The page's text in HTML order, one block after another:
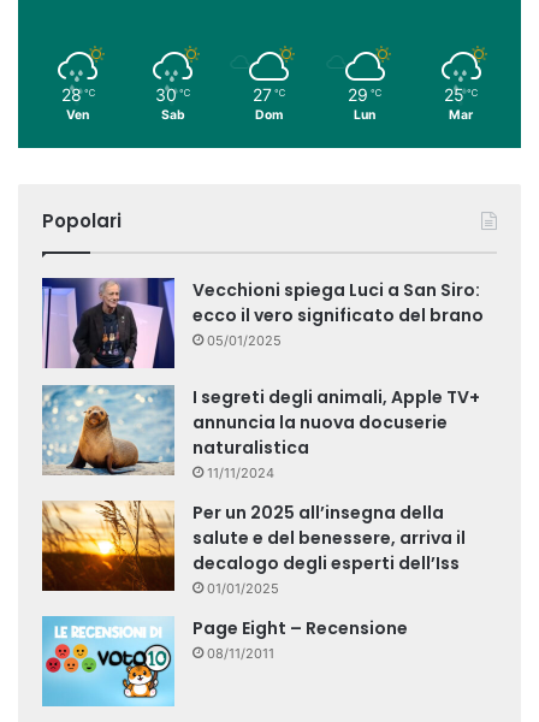
28 ℃
Ven
30 ℃
Sab
27 ℃
Dom
29 ℃
Lun
25 ℃
Mar
Popolari
Vecchioni spiega Luci a San Siro:
ecco il vero significato del brano
05/01/2025
I segreti degli animali, Apple TV+
annuncia la nuova docuserie
naturalistica
11/11/2024
Per un 2025 all’insegna della
salute e del benessere, arriva il
decalogo degli esperti dell’Iss
01/01/2025
Page Eight – Recensione
08/11/2011